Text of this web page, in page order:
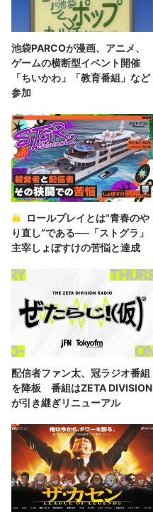
池袋PARCOが漫画、アニメ、
ゲームの横断型イベント開催
「ちいかわ」「教育番組」など
参加
ロールプレイとは“青春のや
り直し”である──「ストグラ」
主宰しょぼすけの苦悩と達成
配信者ファン太、冠ラジオ番組
を降板 番組はZETA DIVISION
が引き継ぎリニューアル